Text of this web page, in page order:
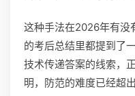
这种手法在2026年有没
的考后总结里都提到了
技术传递答案的线索，
明，防范的难度已经超